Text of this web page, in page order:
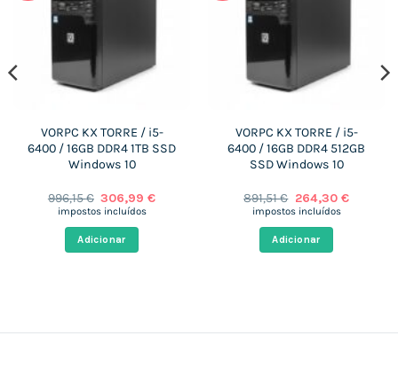
VORPC KX TORRE / i5-
6400 / 16GB DDR4 1TB SSD
Windows 10
996,15€ O
preço
era:
996,15 €.
306,99€O
impostos incluídos
Adicionar
VORPC KX TORRE / i5-
6400 / 16GB DDR4 512GB
SSD Windows 10
891,51€ O
preço
era:
891,51 €.
264,30 €O
impostos incluídos
Adicionar